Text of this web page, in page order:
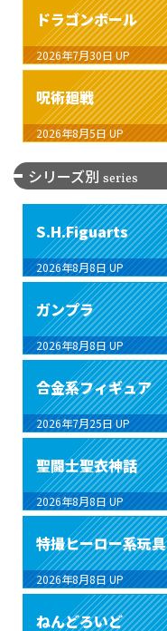
ドラゴンボール
2026年7月30日 UP
呪術廻戦
2026年8月5日 UP
シリーズ別 series
S.H.Figuarts
2026年8月8日 UP
ガンプラ
2026年8月8日 UP
合金系フィギュア
2026年7月25日 UP
聖闘士聖衣神話
2026年8月8日 UP
特撮ヒーロー系玩具
2026年8月8日 UP
ねんどろいど